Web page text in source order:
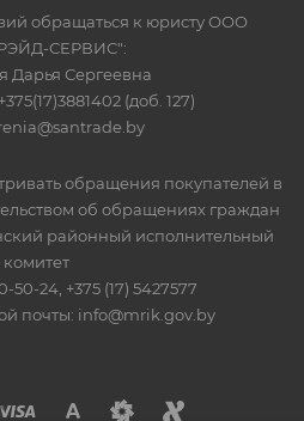
обращаться к юристу ООО
СЕРВИС":
Дарья Сергеевна
(доб. 127)
обращения покупателей в
об обращениях граждан
районный исполнительный
комитет
50-24, +375 (17) 5427577
почты: info@mrik.gov.by